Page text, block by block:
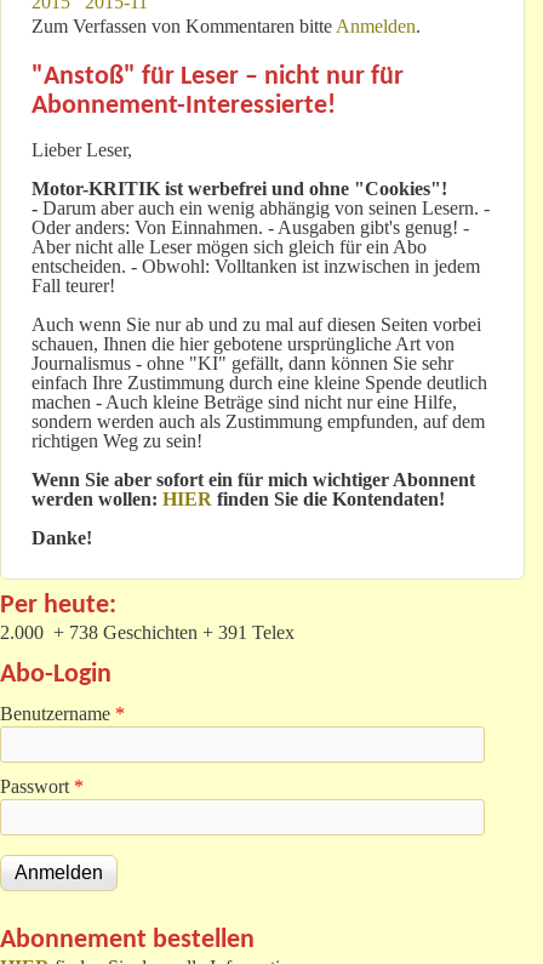
Zum Verfassen von Kommentaren bitte Anmelden.
"Anstoß" für Leser – nicht nur für
Abonnement-Interessierte!
Lieber Leser,
Motor-KRITIK ist werbefrei und ohne "Cookies"!
- Darum aber auch ein wenig abhängig von seinen Lesern. -
Oder anders: Von Einnahmen. - Ausgaben gibt's genug! -
Aber nicht alle Leser mögen sich gleich für ein Abo
entscheiden. - Obwohl: Volltanken ist inzwischen in jedem
Fall teurer!
Auch wenn Sie nur ab und zu mal auf diesen Seiten vorbei
schauen, Ihnen die hier gebotene ursprüngliche Art von
Journalismus - ohne "KI" gefällt, dann können Sie sehr
einfach Ihre Zustimmung durch eine kleine Spende deutlich
machen - Auch kleine Beträge sind nicht nur eine Hilfe,
sondern werden auch als Zustimmung empfunden, auf dem
richtigen Weg zu sein!
Wenn Sie aber sofort ein für mich wichtiger Abonnent
werden wollen: HIER finden Sie die Kontendaten!
Danke!
Per heute:
2.000 + 738 Geschichten + 391 Telex
Abo-Login
Benutzername *
Passwort *
Abonnement bestellen